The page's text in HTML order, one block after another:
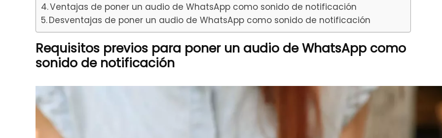
Ventajas de poner un audio de WhatsApp como sonido de notificación
Desventajas de poner un audio de WhatsApp como sonido de notificación
Requisitos previos para poner un audio de WhatsApp como
sonido de notificación